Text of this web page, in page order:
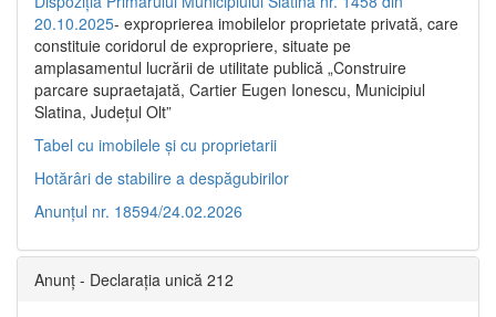
20.10.2025- exproprierea imobilelor proprietate privată, care
constituie coridorul de expropriere, situate pe
amplasamentul lucrării de utilitate publică „Construire
parcare supraetajată, Cartier Eugen Ionescu, Municipiul
Slatina, Județul Olt”
Tabel cu imobilele și cu proprietarii
Hotărâri de stabilire a despăgubirilor
Anunțul nr. 18594/24.02.2026
Anunț - Declarația unică 212